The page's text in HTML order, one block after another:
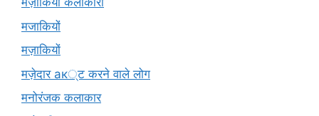
मजाकियों
मज़ाकियों
मज़ेदार ак्ट करने वाले लोग
मनोरंजक कलाकार